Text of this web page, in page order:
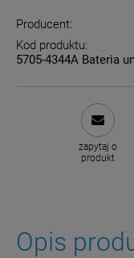
Producent:
Kod produktu:
5705-4344A Bateria
zapytaj o
produkt
Opis